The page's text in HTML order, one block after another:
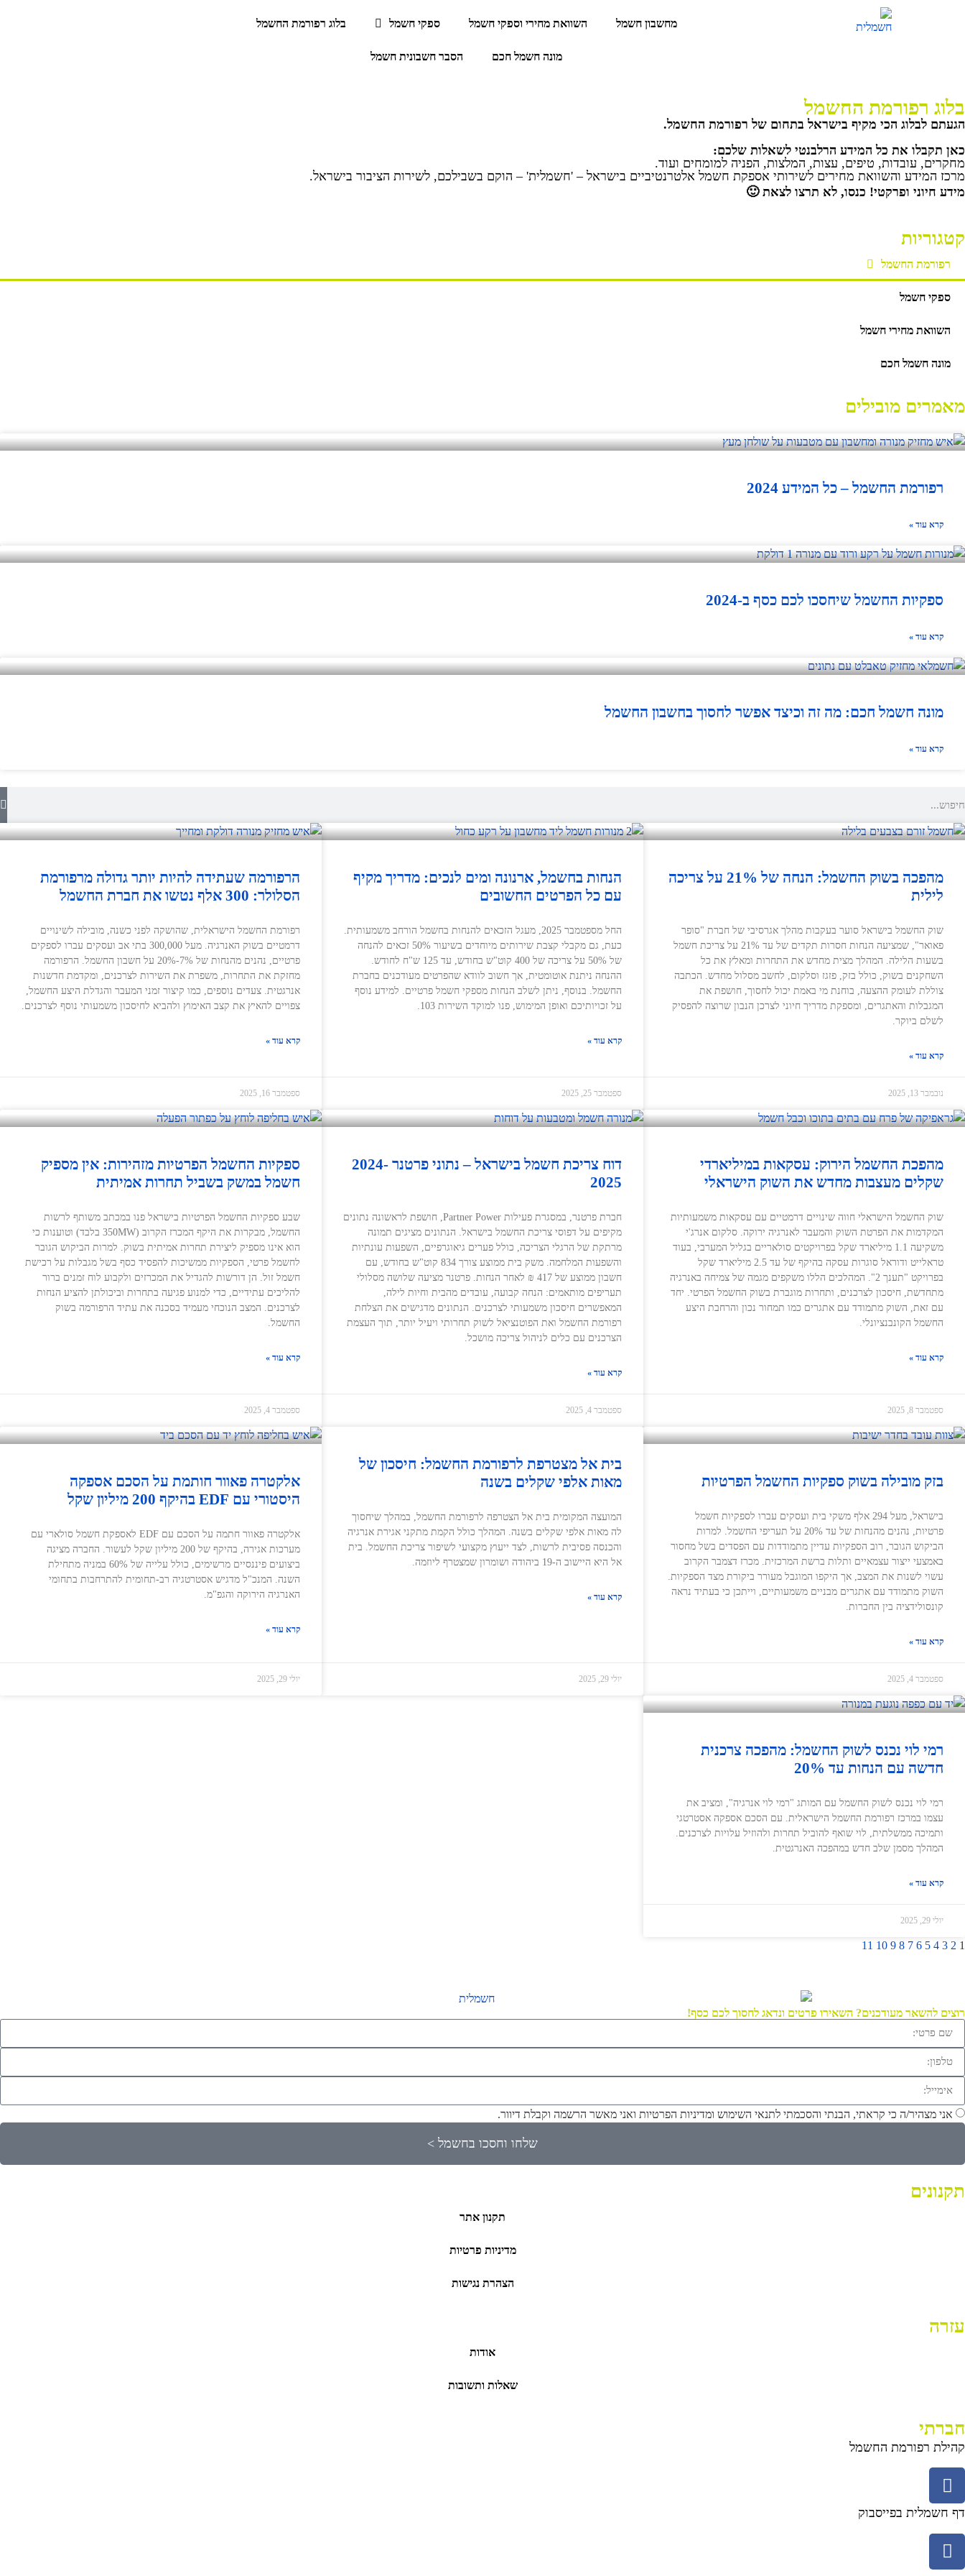
מחשבון חשמל השוואת מחירי וספקי חשמל ספקי חשמל בלוג רפורמת החשמל
מונה חשמל חכם הסבר חשבונית חשמל
בלוג רפורמת החשמל
הגעתם לבלוג הכי מקיף בישראל בתחום של רפורמת החשמל.
כאן תקבלו את כל המידע הרלבנטי לשאלות שלכם:
מחקרים, עובדות, טיפים, עצות, המלצות, הפניה למומחים ועוד.
מרכז המידע והשוואת מחירים לשירותי אספקת חשמל אלטרנטיביים בישראל – 'חשמלית' – הוקם בשבילכם, לשירות הציבור בישראל.
מידע חיוני ופרקטי! כנסו, לא תרצו לצאת 🙂
קטגוריות
רפורמת החשמל
ספקי חשמל
השוואת מחירי חשמל
מונה חשמל חכם
מאמרים מובילים
רפורמת החשמל – כל המידע 2024
קרא עוד »
ספקיות החשמל שיחסכו לכם כסף ב-2024
קרא עוד »
מונה חשמל חכם: מה זה וכיצד אפשר לחסוך בחשבון החשמל
קרא עוד »
מהפכה בשוק החשמל: הנחה של 21% על צריכה
לילית
שוק החשמל בישראל סוער בעקבות מהלך אגרסיבי של חברת "סופר
פאואר", שמציעה הנחות חסרות תקדים של עד 21% על צריכת חשמל
בשעות הלילה. המהלך מצית מחדש את התחרות ומאלץ את כל
השחקנים בשוק, כולל בזק, פזגז וסלקום, לחשב מסלול מחדש. הכתבה
צוללת לעומק ההצעה, בוחנת מי באמת יכול לחסוך, חושפת את
המגבלות והאתגרים, ומספקת מדריך חיוני לצרכן הנבון שרוצה להפסיק
לשלם ביוקר.
קרא עוד »
נובמבר 13, 2025
הנחות בחשמל, ארנונה ומים לנכים: מדריך מקיף
עם כל הפרטים החשובים
החל מספטמבר 2025, מעגל הזכאים להנחות בחשמל הורחב משמעותית.
כעת, גם מקבלי קצבת שירותים מיוחדים בשיעור 50% זכאים להנחה
של 50% על צריכה של 400 קוט"ש בחודש, עד 125 ש"ח לחודש.
ההנחה ניתנת אוטומטית, אך חשוב לוודא שהפרטים מעודכנים בחברת
החשמל. בנוסף, ניתן לשלב הנחות מספקי חשמל פרטיים. למידע נוסף
על זכויותיכם ואופן המימוש, פנו למוקד השירות 103.
קרא עוד »
ספטמבר 25, 2025
הרפורמה שעתידה להיות יותר גדולה מרפורמת
הסלולר: 300 אלף נטשו את חברת החשמל
רפורמת החשמל הישראלית, שהושקה לפני כשנה, מובילה לשינויים
דרמטיים בשוק האנרגיה. מעל 300,000 בתי אב ועסקים עברו לספקים
פרטיים, נהנים מהנחות של 7%-20% על חשבון החשמל. הרפורמה
מחזקת את התחרות, משפרת את השירות לצרכנים, ומקדמת חדשנות
אנרגטית. צעדים נוספים, כמו קיצור זמני המעבר והגדלת היצע החשמל,
צפויים להאיץ את קצב האימוץ ולהביא לחיסכון משמעותי נוסף לצרכנים.
קרא עוד »
ספטמבר 16, 2025
מהפכת החשמל הירוק: עסקאות במיליארדי
שקלים מעצבות מחדש את השוק הישראלי
שוק החשמל הישראלי חווה שינויים דרמטיים עם עסקאות משמעותיות
המקדמות את הפרטת השוק והמעבר לאנרגיה ירוקה. סלקום אנרג'י
משקיעה 1.1 מיליארד שקל בפרויקטים סולאריים בגליל המערבי, בעוד
טראלייט ודוראל סוגרות עסקה בהיקף של עד 2.5 מיליארד שקל
בפרויקט "תענך 2". המהלכים הללו משקפים מגמה של צמיחה באנרגיה
מתחדשת, חיסכון לצרכנים, ותחרות מוגברת בשוק החשמל הפרטי. יחד
עם זאת, השוק מתמודד עם אתגרים כמו תמחור נכון והרחבת היצע
החשמל הקונבנציונלי.
קרא עוד »
ספטמבר 8, 2025
דוח צריכת חשמל בישראל – נתוני פרטנר 2024-
2025
חברת פרטנר, במסגרת פעילות Partner Power, חושפת לראשונה נתונים
מקיפים על דפוסי צריכת החשמל בישראל. הנתונים מציגים תמונה
מרתקת של הרגלי הצריכה, כולל פערים גיאוגרפיים, השפעות עונתיות
והשפעות המלחמה. משק בית ממוצע צורך 834 קוט"ש בחודש, עם
חשבון ממוצע של 417 ₪ לאחר הנחות. פרטנר מציעה שלושה מסלולי
תעריפים מותאמים: הנחה קבועה, עובדים מהבית וחיות לילה,
המאפשרים חיסכון משמעותי לצרכנים. הנתונים מדגישים את הצלחת
רפורמת החשמל ואת הפוטנציאל לשוק תחרותי ויעיל יותר, תוך העצמת
הצרכנים עם כלים לניהול צריכה מושכל.
קרא עוד »
ספטמבר 4, 2025
ספקיות החשמל הפרטיות מזהירות: אין מספיק
חשמל במשק בשביל תחרות אמיתית
שבע ספקיות החשמל הפרטיות בישראל פנו במכתב משותף לרשות
החשמל, מבקרות את היקף המכרז הקרוב (350MW בלבד) וטוענות כי
הוא אינו מספיק ליצירת תחרות אמיתית בשוק. למרות הביקוש הגובר
לחשמל פרטי, הספקיות ממשיכות להפסיד כסף בשל מגבלות על רכישת
חשמל זול. הן דורשות להגדיל את המכרזים ולקבוע לוח זמנים ברור
להליכים עתידיים, כדי למנוע פגיעה בתחרות וביכולתן להציע הנחות
לצרכנים. המצב הנוכחי מעמיד בסכנה את עתיד הרפורמה בשוק
החשמל.
קרא עוד »
ספטמבר 4, 2025
בזק מובילה בשוק ספקיות החשמל הפרטיות
בישראל, מעל 294 אלף משקי בית ועסקים עברו לספקיות חשמל
פרטיות, נהנים מהנחות של עד 20% על תעריפי החשמל. למרות
הביקוש הגובר, רוב הספקיות עדיין מתמודדות עם הפסדים בשל מחסור
באמצעי ייצור עצמאיים ותלות ברשת המרכזית. מכרז דצמבר הקרוב
עשוי לשנות את המצב, אך היקפו המוגבל מעורר ביקורת מצד הספקיות.
השוק מתמודד עם אתגרים מבניים משמעותיים, וייתכן כי בעתיד נראה
קונסולידציה בין החברות.
קרא עוד »
ספטמבר 4, 2025
בית אל מצטרפת לרפורמת החשמל: חיסכון של
מאות אלפי שקלים בשנה
המועצה המקומית בית אל הצטרפה לרפורמת החשמל, במהלך שיחסוך
לה מאות אלפי שקלים בשנה. המהלך כולל הקמת מתקני אגירת אנרגיה
והכנסה פסיבית לרשות, לצד ייעוץ מקצועי לשיפור צריכת החשמל. בית
אל היא היישוב ה-19 ביהודה ושומרון שמצטרף ליוזמה.
קרא עוד »
יולי 29, 2025
אלקטרה פאוור חותמת על הסכם אספקה
היסטורי עם EDF בהיקף 200 מיליון שקל
אלקטרה פאוור חתמה על הסכם עם EDF לאספקת חשמל סולארי עם
מערכות אגירה, בהיקף של 200 מיליון שקל לעשור. החברה מציגה
ביצועים פיננסיים מרשימים, כולל עלייה של 60% במניה מתחילת
השנה. המנכ"ל מדגיש אסטרטגיה רב-תחומית להתרחבות בתחומי
האנרגיה הירוקה והגפ"מ.
קרא עוד »
יולי 29, 2025
רמי לוי נכנס לשוק החשמל: מהפכה צרכנית
חדשה עם הנחות עד 20%
רמי לוי נכנס לשוק החשמל עם המותג "רמי לוי אנרגיה", ומציב את
עצמו במרכז רפורמת החשמל הישראלית. עם הסכם אספקה אסטרטגי
ותמיכה ממשלתית, לוי שואף להוביל תחרות ולהוזיל עלויות לצרכנים.
המהלך מסמן שלב חדש במהפכה האנרגטית.
קרא עוד »
יולי 29, 2025
1
2
3
4
5
6
7
8
9
10
11
רוצים להשאר מעודכנים? השאירו פרטים ונדאג לחסוך לכם כסף!
אני מצהיר/ה כי קראתי, הבנתי והסכמתי לתנאי השימוש ומדיניות הפרטיות ואני מאשר הרשמה וקבלת דיוור.
שלחו וחסכו בחשמל >
תקנונים
תקנון אתר
מדיניות פרטיות
הצהרת נגישות
עזרה
אודות
שאלות ותשובות
חברתי
קהילת רפורמת החשמל
דף חשמלית בפייסבוק